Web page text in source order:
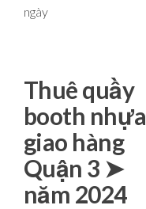
ngày
Thuê quầy
booth nhựa
giao hàng
Quận 3 ➤
năm 2024